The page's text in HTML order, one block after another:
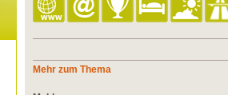
Mehr zum Thema